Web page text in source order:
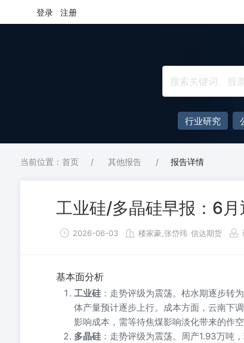
登录 注册
行业研究
当前位置：首页 / 其他报告 / 报告详情
工业硅/多晶硅早报：6
2026-06-03 楼家豪,张岱玮 信达期货
基本面分析
工业硅 ：走势评级为震荡。枯水期逐步转
体产量预计逐步上行。成本方面，云南下
影响成本，需等待焦煤影响淡化带来的作空
多晶硅 ：走势评级为震荡。周产1.93万吨